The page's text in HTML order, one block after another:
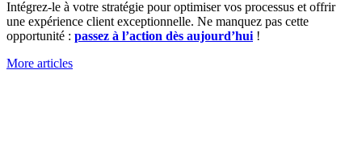
Intégrez-le à votre stratégie pour optimiser vos processus et offrir
une expérience client exceptionnelle. Ne manquez pas cette
opportunité : passez à l’action dès aujourd’hui !
More articles